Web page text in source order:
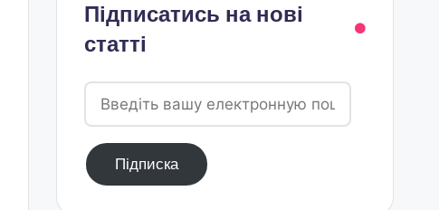
Підписатись на нові
статті
Введіть
вашу
електронную
поштуПідписка